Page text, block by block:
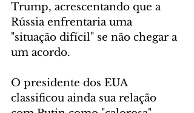
Trump, acrescentando que a
Rússia enfrentaria uma
"situação difícil" se não chegar a
um acordo.
O presidente dos EUA
classificou ainda sua relação